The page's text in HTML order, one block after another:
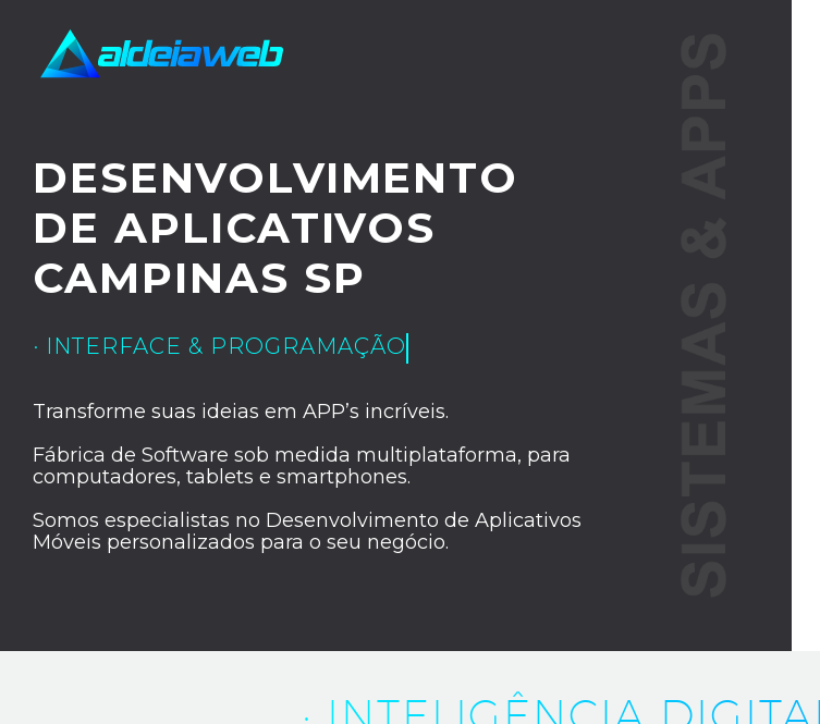
DESENVOLVIMENTO
DE APLICATIVOS
CAMPINAS SP
· INTERFACE & PROGRAMAÇÃO
Transforme suas ideias em APP’s incríveis.
Fábrica de Software sob medida multiplataforma, para
computadores, tablets e smartphones.
Somos especialistas no Desenvolvimento de Aplicativos
Móveis personalizados para o seu negócio.